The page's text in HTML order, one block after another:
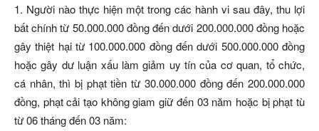
1. Người nào thực hiện một trong các hành vi sau đây, thu lợi
bất chính từ 50.000.000 đồng đến dưới 200.000.000 đồng hoặc
gây thiệt hại từ 100.000.000 đồng đến dưới 500.000.000 đồng
hoặc gây dư luận xấu làm giảm uy tín của cơ quan, tổ chức,
cá nhân, thì bị phạt tiền từ 30.000.000 đồng đến 200.000.000
đồng, phạt cải tạo không giam giữ đến 03 năm hoặc bị phạt tù
từ 06 tháng đến 03 năm: